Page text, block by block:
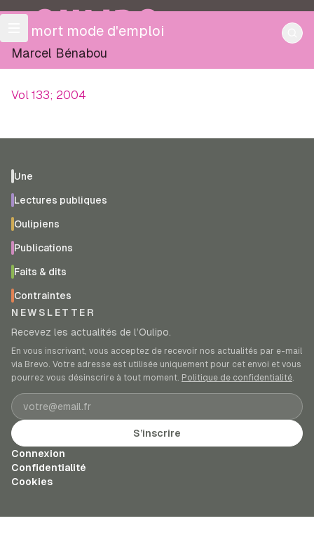
OULIPO
La mort mode d'emploi
Marcel Bénabou
Vol 133; 2004
Une
Lectures publiques
Oulipiens
Publications
Faits & dits
Contraintes
NEWSLETTER
Recevez les actualités de l’Oulipo.
En vous inscrivant, vous acceptez de recevoir nos actualités par e-mail
via Brevo. Votre adresse est utilisée uniquement pour cet envoi et vous
pourrez vous désinscrire à tout moment. Politique de confidentialité.
Adresse e-mail
S’inscrire
Connexion
Confidentialité
Cookies